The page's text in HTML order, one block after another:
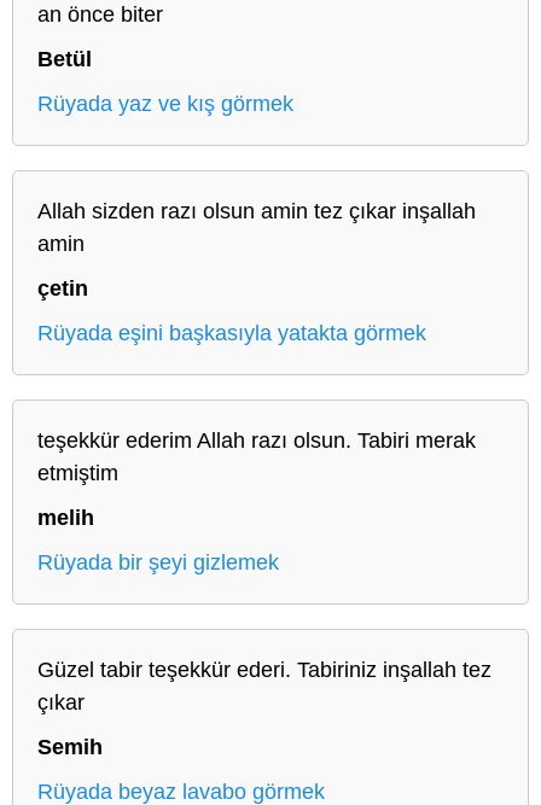
an önce biter
Betül
Rüyada yaz ve kış görmek
Allah sizden razı olsun amin tez çıkar inşallah
amin
çetin
Rüyada eşini başkasıyla yatakta görmek
teşekkür ederim Allah razı olsun. Tabiri merak
etmiştim
melih
Rüyada bir şeyi gizlemek
Güzel tabir teşekkür ederi. Tabiriniz inşallah tez
çıkar
Semih
Rüyada beyaz lavabo görmek